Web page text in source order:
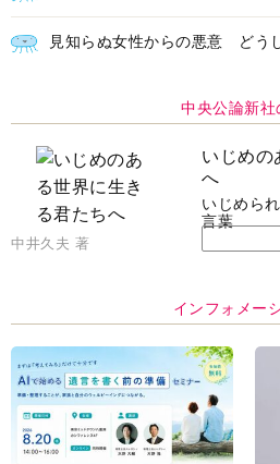
見知らぬ女性からの悪意 どう
中央公論新社
いじめの
へ
いじめら
言葉
中井久夫 著
インフォメー